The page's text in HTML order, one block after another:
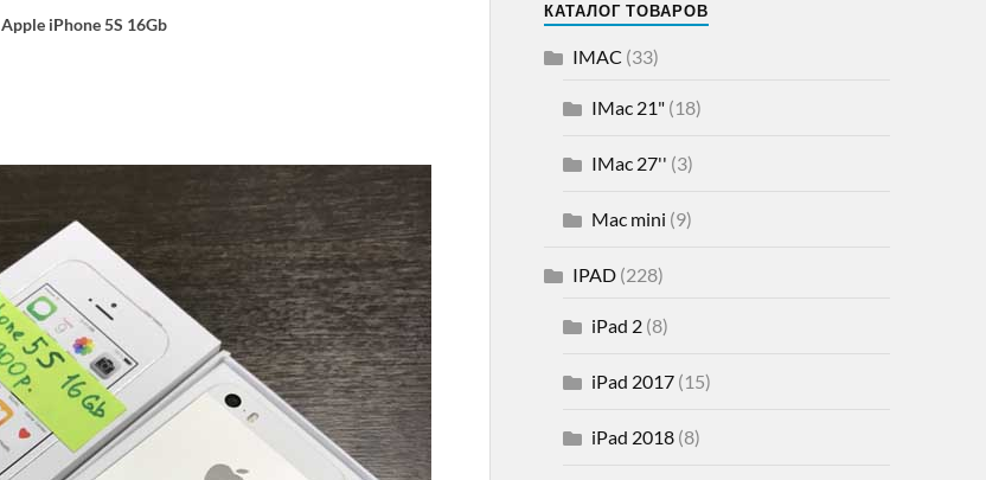
Apple iPhone 5S 16Gb
КАТАЛОГ ТОВАРОВ
IMAC (33)
IMac 21"(18)
IMac 27'' (3)
Mac mini (9)
IPAD(228)
iPad 2(8)
iPad 2017(15)
iPad 2018(8)